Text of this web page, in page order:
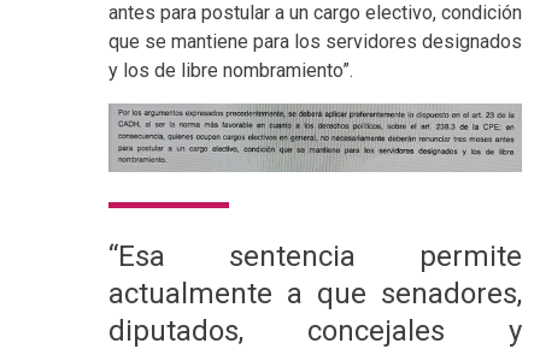
antes para postular a un cargo electivo, condición
que se mantiene para los servidores designados
y los de libre nombramiento”.
“Esa sentencia permite
actualmente a que senadores,
diputados, concejales y